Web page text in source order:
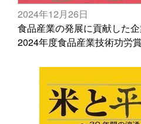
2024年12月26日
食品産業の発展に貢献した企
2024年度食品産業技術功労